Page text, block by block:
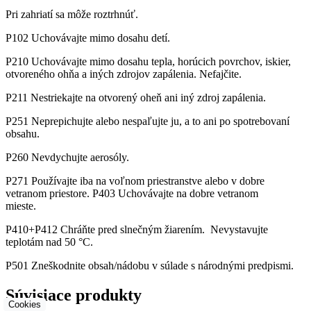
Pri zahriatí sa môže roztrhnúť.
P102 Uchovávajte mimo dosahu detí.
P210 Uchovávajte mimo dosahu tepla, horúcich povrchov, iskier,
otvoreného ohňa a iných zdrojov zapálenia. Nefajčite.
P211 Nestriekajte na otvorený oheň ani iný zdroj zapálenia.
P251 Neprepichujte alebo nespaľujte ju, a to ani po spotrebovaní
obsahu.
P260 Nevdychujte aerosóly.
P271 Používajte iba na voľnom priestranstve alebo v dobre
vetranom priestore. P403 Uchovávajte na dobre vetranom
mieste.
P410+P412 Chráňte pred slnečným žiarením. Nevystavujte
teplotám nad 50 °C.
P501 Zneškodnite obsah/nádobu v súlade s národnými predpismi.
Súvisiace produkty
Cookies